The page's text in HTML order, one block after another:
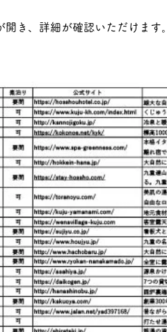
き、詳細が確認いただけます